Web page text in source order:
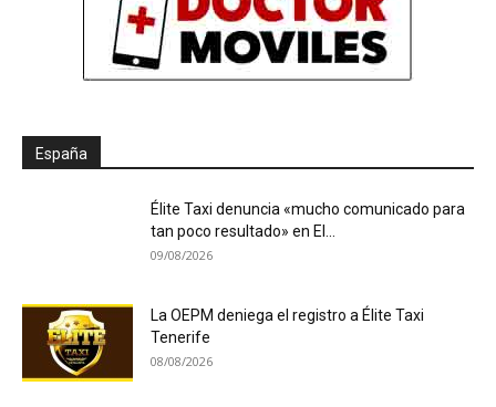
España
Élite Taxi denuncia «mucho comunicado para
tan poco resultado» en El...
09/08/2026
La OEPM deniega el registro a Élite Taxi
Tenerife
08/08/2026